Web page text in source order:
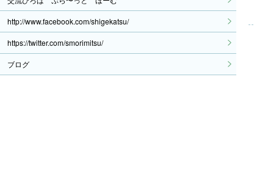
http://www.facebook.com/shigekatsu/
https://twitter.com/smorimitsu/
ブログ